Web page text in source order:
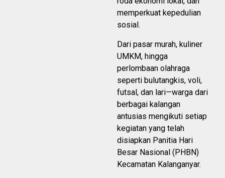
memperkuat kepedulian
sosial.
Dari pasar murah, kuliner
UMKM, hingga
perlombaan olahraga
seperti bulutangkis, voli,
futsal, dan lari—warga dari
berbagai kalangan
antusias mengikuti setiap
kegiatan yang telah
disiapkan Panitia Hari
Besar Nasional (PHBN)
Kecamatan Kalanganyar.